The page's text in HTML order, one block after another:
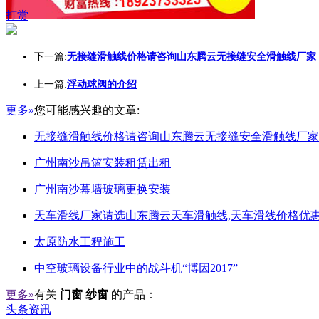
打赏
下一篇:无接缝滑触线价格请咨询山东腾云无接缝安全滑触线厂家
上一篇:浮动球阀的介绍
更多»您可能感兴趣的文章:
无接缝滑触线价格请咨询山东腾云无接缝安全滑触线厂家
广州南沙吊篮安装租赁出租
广州南沙幕墙玻璃更换安装
天车滑线厂家请选山东腾云天车滑触线,天车滑线价格优
太原防水工程施工
中空玻璃设备行业中的战斗机“博因2017”
更多»有关 门窗 纱窗 的产品：
头条资讯